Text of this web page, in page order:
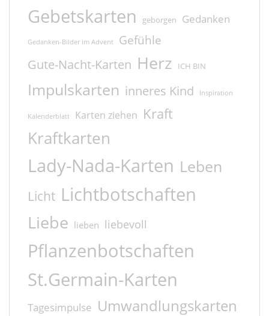
Gebetskarten geborgen Gedanken
Gedanken-Bilder im Advent Gefühle
Gute-Nacht-Karten Herz ICH BIN
Impulskarten inneres Kind Inspiration
Kalenderblatt Karten ziehen Kraft
Kraftkarten
Lady-Nada-Karten Leben
Licht Lichtbotschaften
Liebe lieben liebevoll
Pflanzenbotschaften
St.Germain-Karten
Tagesimpulse Umwandlungskarten